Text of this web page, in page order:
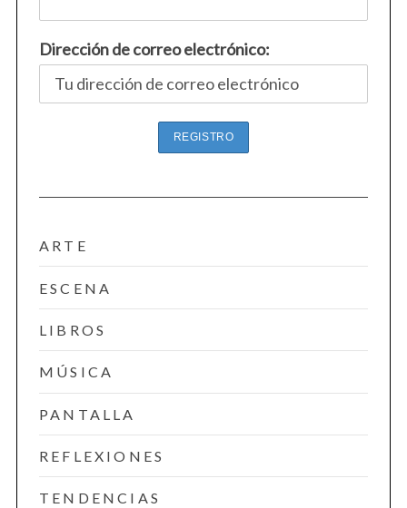
Dirección de correo electrónico:
ARTE
ESCENA
LIBROS
MÚSICA
PANTALLA
REFLEXIONES
TENDENCIAS
c
h
f
o
r